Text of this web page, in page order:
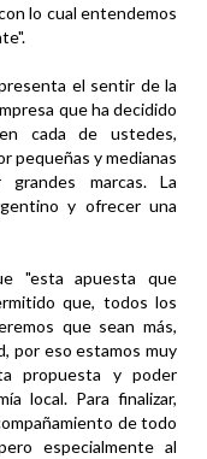
lo cual entendemos
el sentir de la
que ha decidido
cada de ustedes,
pequeñas y medianas
marcas. La
y ofrecer una
"esta apuesta que
que, todos los
que sean más,
por eso estamos muy
propuesta y poder
local. Para finalizar,
de todo
especialmente al